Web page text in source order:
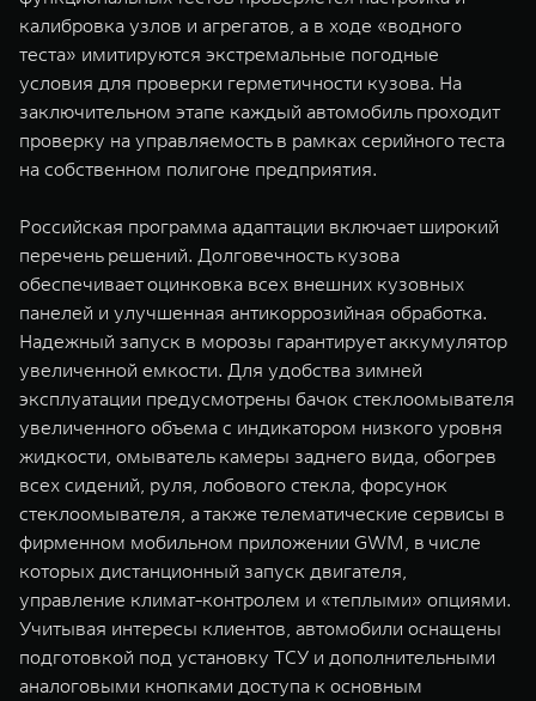
калибровка узлов и агрегатов, а в ходе «водного
теста» имитируются экстремальные погодные
условия для проверки герметичности кузова. На
заключительном этапе каждый автомобиль проходит
проверку на управляемость в рамках серийного теста
на собственном полигоне предприятия.
Российская программа адаптации включает широкий
перечень решений. Долговечность кузова
обеспечивает оцинковка всех внешних кузовных
панелей и улучшенная антикоррозийная обработка.
Надежный запуск в морозы гарантирует аккумулятор
увеличенной емкости. Для удобства зимней
эксплуатации предусмотрены бачок стеклоомывателя
увеличенного объема с индикатором низкого уровня
жидкости, омыватель камеры заднего вида, обогрев
всех сидений, руля, лобового стекла, форсунок
стеклоомывателя, а также телематические сервисы в
фирменном мобильном приложении GWM, в числе
которых дистанционный запуск двигателя,
управление климат-контролем и «теплыми» опциями.
Учитывая интересы клиентов, автомобили оснащены
подготовкой под установку ТСУ и дополнительными
аналоговыми кнопками доступа к основным